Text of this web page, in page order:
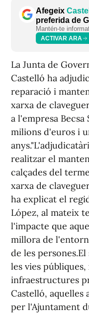
Afegeix
preferida de
Mantén-te
ACTIVAR ARA
La Junta de
Castelló ha
reparació i
xarxa de
a l'empresa
milions d'euros i
realitzar el
calçades del
xarxa de
ha explicat el
López, al mateix
l'impacte que
millora de
de les
les vies
infraestructures
Castelló, aquelles
per l'Ajuntament